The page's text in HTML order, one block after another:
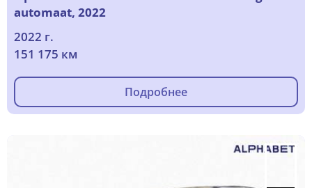
automaat, 2022
2022 г.
151 175 км
Подробнее